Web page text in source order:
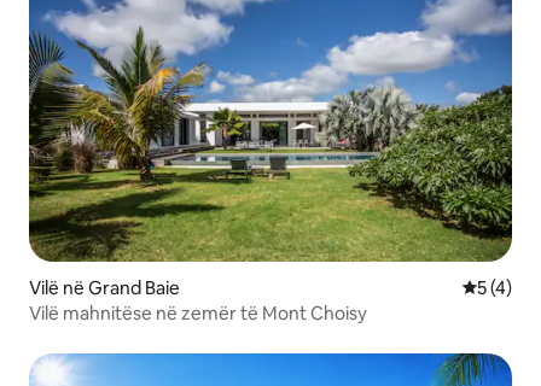
Vilë në Grand Baie
5 (4)
Vilë mahnitëse në zemër të Mont Choisy